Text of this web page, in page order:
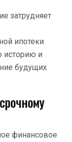
затрудняет
ипотеки
историю и
будущих
финансовое